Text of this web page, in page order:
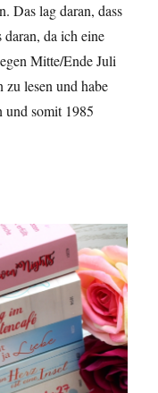
Das lag daran, dass
da ich eine
Mitte/Ende Juli
zu lesen und habe
und somit 1985